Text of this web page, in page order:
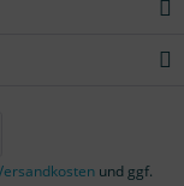
und ggf.